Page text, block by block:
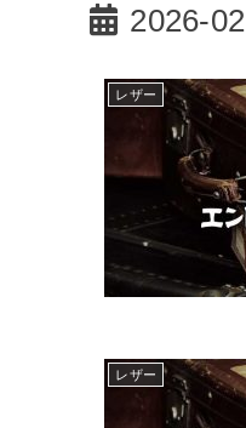
2026-02
レザー
レザー